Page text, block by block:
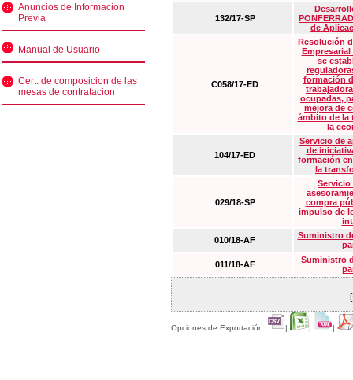
Anuncios de Informacion
Previa
Manual de Usuario
Cert. de composicion de las
mesas de contratacion
132/17-SP
de
C058/17-ED
Resolución
Empresarial
se
formación
ocupadas,
mejora de
ámbito de la
la
104/17-ED
Servicio de
de
formación
la
029/18-SP
Servicio
compra
impulso de
010/18-AF
Suministro
011/18-AF
Suministro
Opciones de Exportación: | | |